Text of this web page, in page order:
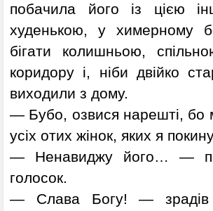
побачила його із цією
худенькою, у химерному
бігати колишньою,
коридору і, ніби двійко
виходили з дому.
— Бубо, озвися нарешті, бо
усіх отих жінок, яких я
— Ненавиджу його… —
голосок.
— Слава Богу! — зрадів